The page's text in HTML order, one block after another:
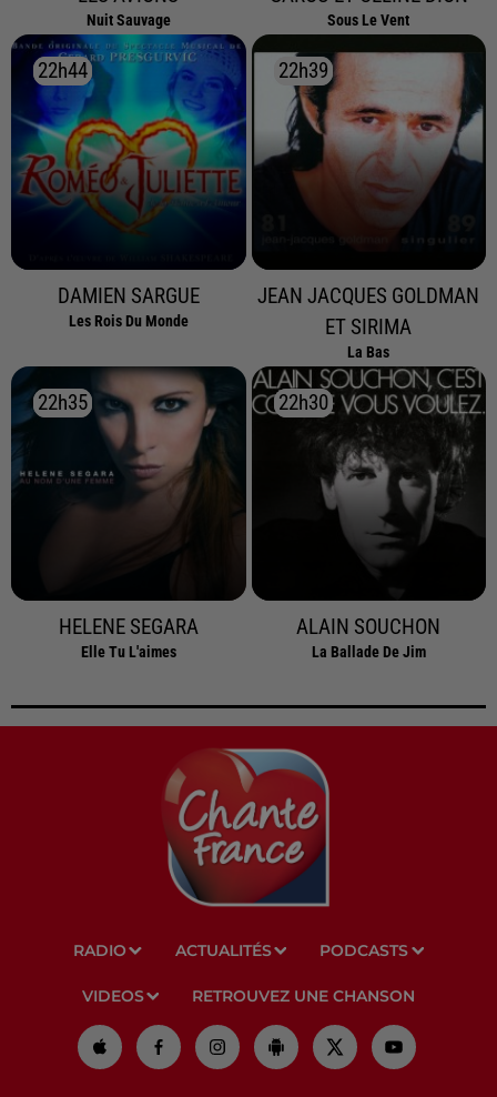
Nuit Sauvage Sous Le Vent
22h44
22h44
DAMIEN SARGUE
Les Rois Du Monde
22h39
22h39
JEAN JACQUES GOLDMAN
ET SIRIMA
La Bas
22h35
22h35
HELENE SEGARA
Elle Tu L'aimes
22h30
22h30
ALAIN SOUCHON
La Ballade De Jim
RADIO ACTUALITÉS PODCASTS
VIDEOS RETROUVEZ UNE CHANSON